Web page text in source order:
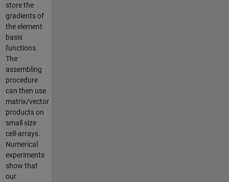
store the
gradients of
the element
basis
functions.
The
assembling
procedure
can then use
matrix/vector
products on
small size
cell-arrays.
Numerical
experiments
show that
our